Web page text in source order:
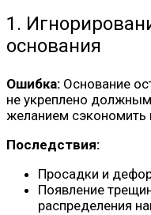
1.
основания
Ошибка: Основание
не укреплено
желанием сэкономить
Последствия:
Просадки и
Появление
распределения